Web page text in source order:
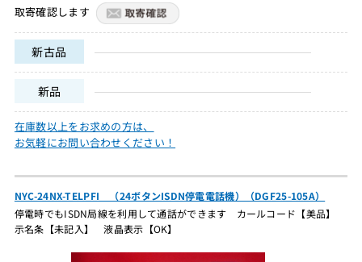
取寄確認します
新古品
新品
在庫数以上をお求めの方は、
お気軽にお問い合わせください！
NYC-24NX-TELPFI （24ボタンISDN停電電話機）（DGF25-105A）
停電時でもISDN局線を利用して通話ができます カールコード【美品】
示名条【未記入】 液晶表示【OK】